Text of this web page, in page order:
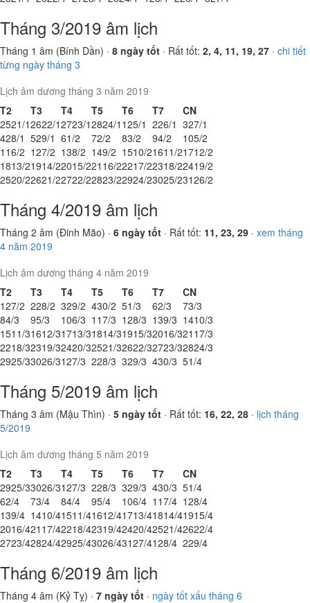
Tháng 3/2019 âm lịch
Tháng 1 âm (Bính Dần) · 8 ngày tốt · Rất tốt: 2, 4, 11, 19, 27 · chi tiết
từng ngày tháng 3
Lịch âm dương tháng 3 năm 2019
T2
T3 T4 T5 T6 T7
CN
2521/12622/12723/12824/1 125/1 226/1 327/1
428/1 529/1 61/2 72/2 83/2 94/2 105/2
116/2 127/2 138/2 149/2 1510/21611/21712/2
1813/21914/22015/221 16/22217/22318/22419/2
2520/22621/22722/22823/22924/23025/23126/2
Tháng 4/2019 âm lịch
Tháng 2 âm (Đinh Mão) · 6 ngày tốt · Rất tốt: 11, 23, 29 · xem tháng
4 năm 2019
Lịch âm dương tháng 4 năm 2019
T2
T3 T4 T5 T6 T7
CN
127/2 228/2 329/2 430/2 51/3 62/3 73/3
84/3 95/3 106/3 117/3 128/3 139/3 1410/3
1511/31612/31713/31814/31915/32016/321 17/3
2218/32319/32420/32521/32622/32723/32824/3
2925/33026/3127/3 228/3 329/3 430/3 51/4
Tháng 5/2019 âm lịch
Tháng 3 âm (Mậu Thìn) · 5 ngày tốt · Rất tốt: 16, 22, 28 · lịch tháng
5/2019
Lịch âm dương tháng 5 năm 2019
T2
T3 T4 T5 T6 T7
CN
2925/33026/3127/3 228/3 329/3 430/3 51/4
62/4 73/4 84/4 95/4 106/4 117/4 128/4
139/4 1410/41511/41612/41713/41814/41915/4
2016/421 17/42218/42319/42420/42521/42622/4
2723/42824/42925/43026/43127/4128/4 229/4
Tháng 6/2019 âm lịch
Tháng 4 âm (Kỷ Tỵ) · 7 ngày tốt · ngày tốt xấu tháng 6